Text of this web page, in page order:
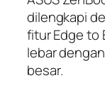
dilengkapi
fitur Edge to
lebar
besar.